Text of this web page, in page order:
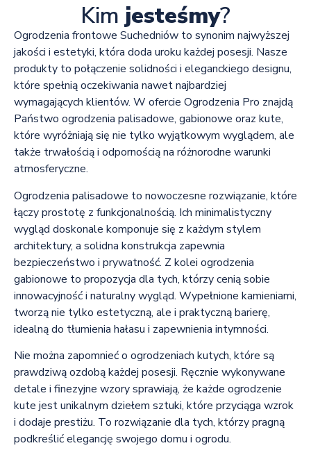
Kim jesteśmy?
Ogrodzenia frontowe Suchedniów to synonim najwyższej
jakości i estetyki, która doda uroku każdej posesji. Nasze
produkty to połączenie solidności i eleganckiego designu,
które spełnią oczekiwania nawet najbardziej
wymagających klientów. W ofercie Ogrodzenia Pro znajdą
Państwo ogrodzenia palisadowe, gabionowe oraz kute,
które wyróżniają się nie tylko wyjątkowym wyglądem, ale
także trwałością i odpornością na różnorodne warunki
atmosferyczne.
Ogrodzenia palisadowe to nowoczesne rozwiązanie, które
łączy prostotę z funkcjonalnością. Ich minimalistyczny
wygląd doskonale komponuje się z każdym stylem
architektury, a solidna konstrukcja zapewnia
bezpieczeństwo i prywatność. Z kolei ogrodzenia
gabionowe to propozycja dla tych, którzy cenią sobie
innowacyjność i naturalny wygląd. Wypełnione kamieniami,
tworzą nie tylko estetyczną, ale i praktyczną barierę,
idealną do tłumienia hałasu i zapewnienia intymności.
Nie można zapomnieć o ogrodzeniach kutych, które są
prawdziwą ozdobą każdej posesji. Ręcznie wykonywane
detale i finezyjne wzory sprawiają, że każde ogrodzenie
kute jest unikalnym dziełem sztuki, które przyciąga wzrok
i dodaje prestiżu. To rozwiązanie dla tych, którzy pragną
podkreślić elegancję swojego domu i ogrodu.